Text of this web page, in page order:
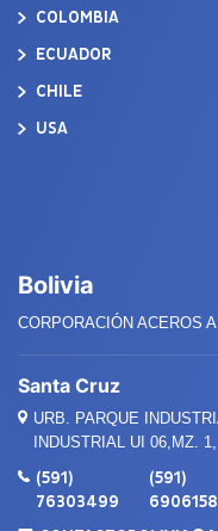
COLOMBIA
ECUADOR
CHILE
USA
Bolivia
CORPORACIÓN ACEROS
Santa Cruz
URB. PARQUE
INDUSTRIAL UI 06,MZ.
(591)
76303499
(591)